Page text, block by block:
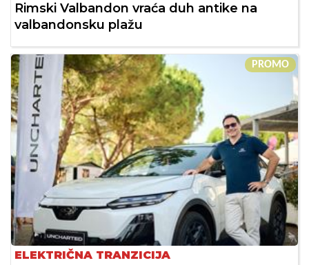
Rimski Valbandon vraća duh antike na
valbandonsku plažu
PROMO
ELEKTRIČNA TRANZICIJA